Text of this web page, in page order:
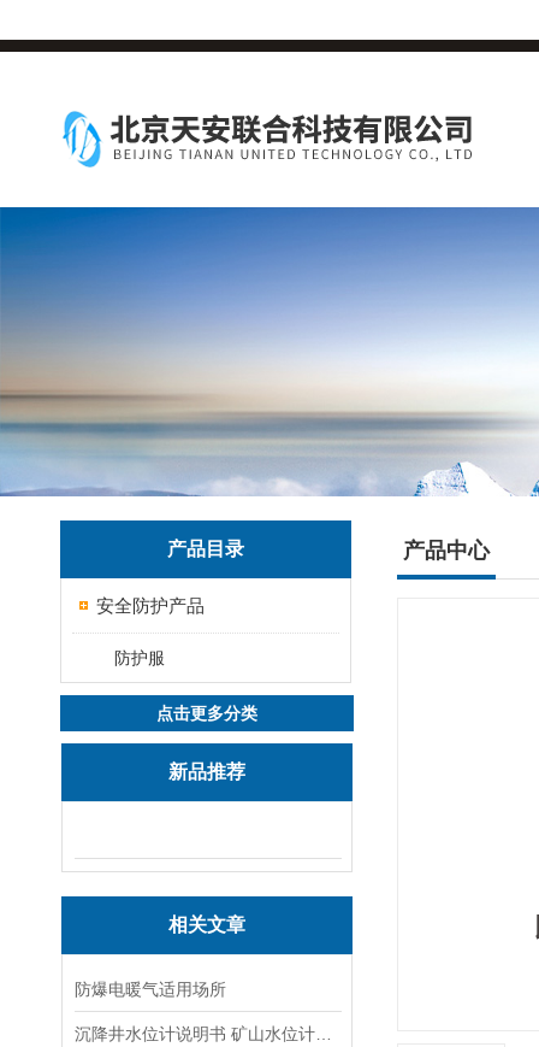
产品目录
安全防护产品
防护服
点击更多分类
新品推荐
相关文章
防爆电暖气适用场所
产品中心